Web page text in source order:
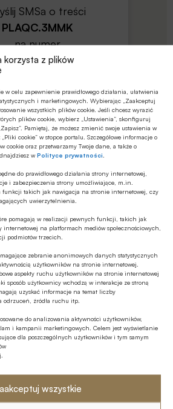
korzysta z plików
w celu zapewnienie prawidłowego działania, ułatwienia
i marketingowych. Wybierając „Zaakceptuj
wszystkich plików cookie. Jeśli chcesz wyrazić
plików cookie, wybierz „Ustawienia”, skonfiguruj
Pamiętaj, że możesz zmienić swoje ustawienia w
cookie” w stopce portalu. Szczegółowe informacje o
cookie oraz przetwarzamy Twoje dane, a także o
wPolityce prywatności
do prawidłowego działania strony internetowej,
i zabezpieczenia strony umożliwiające, m.in.
funkcji takich jak nawigacja na stronie internetowej, czy
uwierzytelnienia.
pomagają w realizacji pewnych funkcji, takich jak
internetowej na platformach mediów społecznościowych,
podmiotów trzecich.
zebranie anonimowych danych statystycznych
użytkowników na stronie internetowej.
aspekty ruchu użytkowników na stronie internetowej
sposób użytkownicy wchodzą w interakcje ze stroną
uzyskać informacje na temat liczby
odrzuceń, źródła ruchu itp.
do analizowania aktywności użytkowników,
i kampanii marketingowych. Celem jest wyświetlanie
dla poszczególnych użytkowników i tym samym
wszystkie
regulamin
SMSa o treści
PLAQC.3MMK
na numer
75480
SMSa to
(6.15zł z VAT)
SMSa o treści
na numer
91900
SMSa to19zł